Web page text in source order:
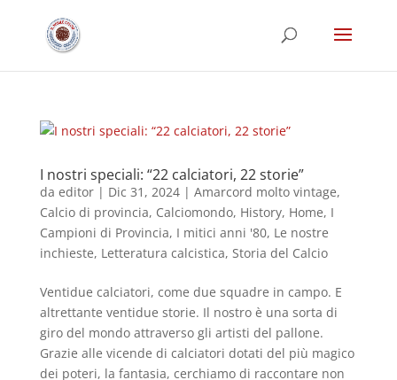
I nostri speciali: “22 calciatori, 22 storie”
da editor| Dic 31, 2024| Amarcord molto vintage,
Calcio di provincia, Calciomondo, History, Home, I
Campioni di Provincia, I mitici anni '80, Le nostre
inchieste, Letteratura calcistica, Storia del Calcio
Ventidue calciatori, come due squadre in campo. E
altrettante ventidue storie. Il nostro è una sorta di
giro del mondo attraverso gli artisti del pallone.
Grazie alle vicende di calciatori dotati del più magico
dei poteri, la fantasia, cerchiamo di raccontare non